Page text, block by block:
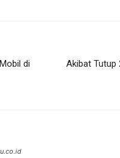
di
Akibat Tutup